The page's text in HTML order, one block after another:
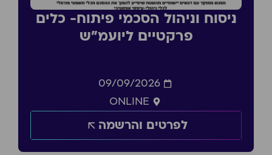
ניסוח וניהול הסכמי פיתוח- כלים
פרקטיים ליועמ״ש
09/09/2026
ONLINE
לפרטים והרשמה